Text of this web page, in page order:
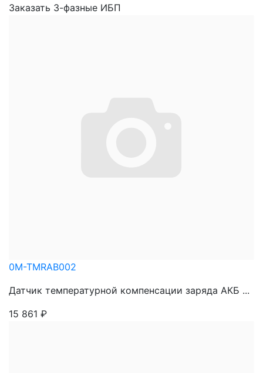
Заказать 3-фазные ИБП
0M-TMRAB002
Датчик температурной компенсации заряда АКБ ...
15 861 ₽